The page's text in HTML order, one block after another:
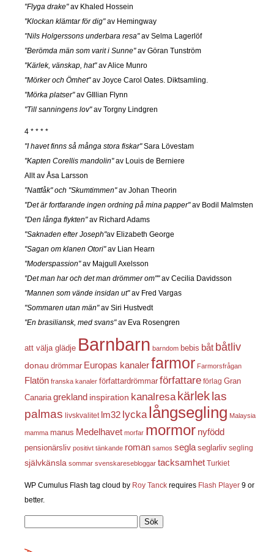
"Flyga drake"av Khaled Hossein
"Klockan klämtar för dig"av Hemingway
"Nils Holgerssons underbara resa"av Selma Lagerlöf
"Berömda män som varit i Sunne"av Göran Tunström
"Kärlek, vänskap, hat"av Alice Munro
"Mörker och Ömhet"av Joyce Carol Oates. Diktsamling.
"Mörka platser"av GIllian Flynn
"Till sanningens lov"av Torgny Lindgren
4 * * * *
"I havet finns så många stora fiskar"Sara Lövestam
"Kapten Corellis mandolin"av Louis de Berniere
Allt av Åsa Larsson
"Nattfåk" och "Skumtimmen"av Johan Theorin
"Det är fortfarande ingen ordning på mina papper"av Bodil Malmsten
"Den långa flykten"av Richard Adams
"Saknaden efter Joseph"av Elizabeth George
"Sagan om klanen Otori"av Lian Hearn
"Moderspassion"av Majgull Axelsson
"Det man har och det man drömmer om""av Cecilia Davidsson
"Mannen som vände insidan ut"av Fred Vargas
"Sommaren utan män"av Siri Hustvedt
"En brasiliansk, med svans"av Eva Rosengren
att välja glädje Barnbarn barndom bebis båt båtliv
donau drömmar Europas kanalerfarmor Farmorsfrågan
Flatön franska kanaler författardrömmar författare förlag Gran
Canaria grekland inspiration kanalresa kärlek las
palmas livskvalitet lm32 lycka långsegling Malaysia
mamma manus Medelhavet morfar mormor nyfödd
pensionärsliv positivt tänkande roman samos segla seglarliv segling
självkänsla sommar svenskaresebloggar tacksamhet Turkiet
WP Cumulus Flash tag cloud by Roy Tanck requires Flash Player 9 or
better.